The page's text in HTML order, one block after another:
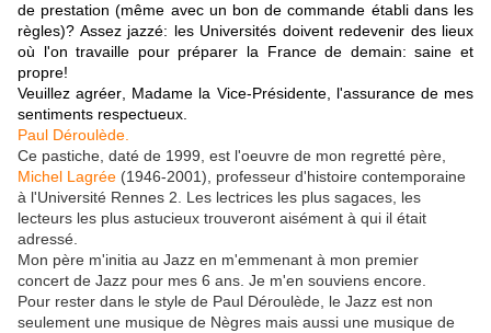
de prestation (même avec un bon de commande établi dans les
règles)? Assez jazzé: les Universités doivent redevenir des lieux
où l'on travaille pour préparer la France de demain: saine et
propre!
Veuillez agréer , Madame la Vice-Présidente, l'assurance de mes
sentiments respectueux.
Paul Déroulède.
Ce pastiche, daté de 1999, est l'oeuvre de mon regretté père,
Michel Lagrée (1946-2001), professeur d'histoire contemporaine
à l'Université Rennes 2. Les lectrices les plus sagaces, les
lecteurs les plus astucieux trouveront aisément à qui il était
adressé.
Mon père m'initia au Jazz en m'emmenant à mon premier
concert de Jazz pour mes 6 ans. Je m'en souviens encore.
Pour rester dans le style de Paul Déroulède, le Jazz est non
seulement une musique de Nègres mais aussi une musique de